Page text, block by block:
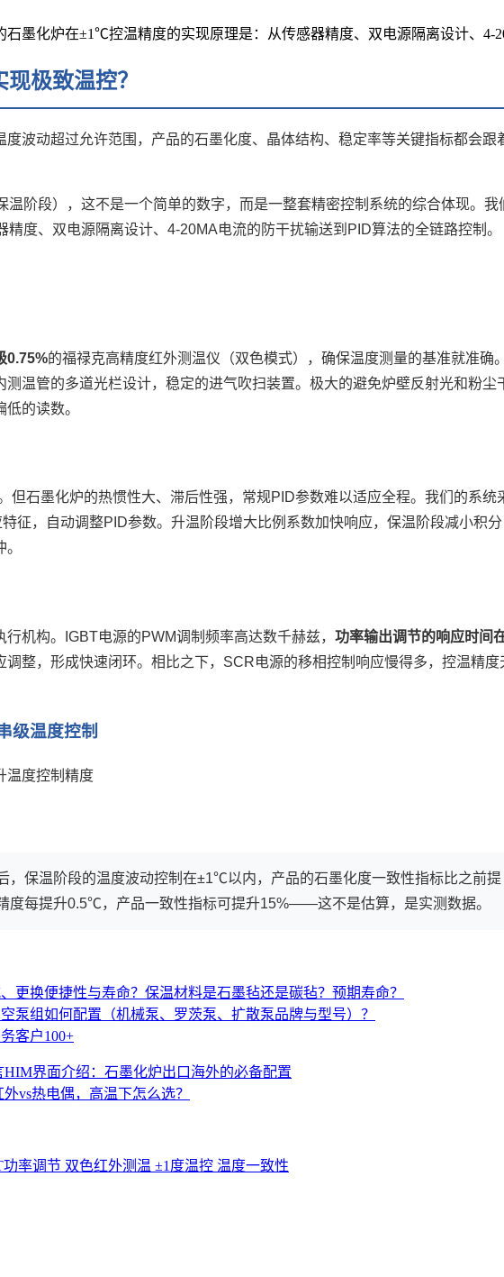
石墨化炉在±1℃控温精度的实现原理是：从传感器精度、双电源隔离设计、
极致温控？
波动超过允许范围，产品的石墨化度、晶体结构、稳定率等关键指标都会跟
温阶段），这不是一个简单的数字，而是一整套精密控制系统的综合体现。我
度、双电源隔离设计、4-20MA电流的防干扰输送到PID算法的全链路控制。
0.75%的福禄克高精度红外测温仪（双色模式），确保温度测量的基准就准确
温管的多道光栏设计，稳定的进气吹扫装置。极大的避免炉壁反射光和粉尘
的读数。
但石墨化炉的热惯性大、滞后性强，常规PID参数难以适应全程。我们的系统
征，自动调整PID参数。升温阶段增大比例系数加快响应，保温阶段减小积分
机构。IGBT电源的PWM调制频率高达数千赫兹， 功率输出调节的响应时间
整，形成快速闭环。相比之下，SCR电源的移相控制响应慢得多，控温精度
级温度控制
温度控制精度
，保温阶段的温度波动控制在±1℃以内，产品的石墨化度一致性指标比之前提
度每提升0.5℃，产品一致性指标可提升15%——这不是估算，是实测数据。
更换便捷性与寿命？保温材料是石墨毡还是碳毡？预期寿命？
泵组如何配置（机械泵、罗茨泵、扩散泵品牌与型号）？
客户100+
界面介绍：石墨化炉出口海外的必备配置
vs热电偶，高温下怎么选？
功率调节 双色红外测温 ±1度温控 温度一致性